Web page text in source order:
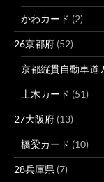
かわカード (2)
26京都府 (52)
京都縦貫自動車道
土木カード (51)
27大阪府 (13)
橋梁カード (10)
28兵庫県 (7)